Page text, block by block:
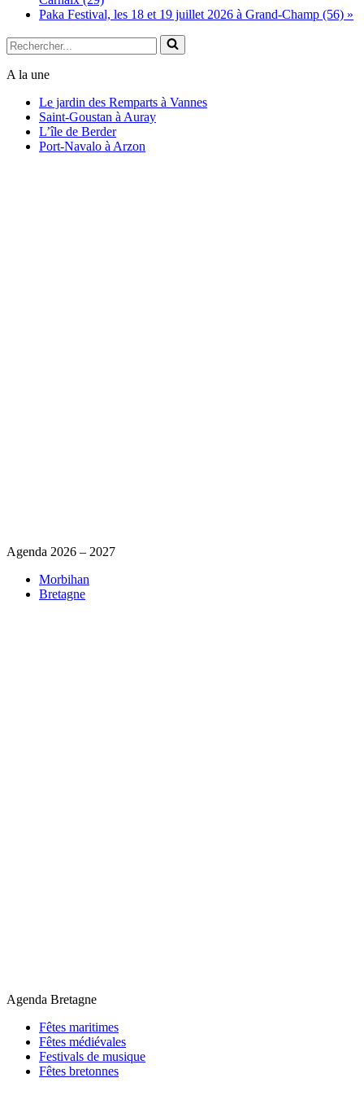
Paka Festival, les 18 et 19 juillet 2026 à Grand-Champ (56) »
Rechercher...
A la une
Le jardin des Remparts à Vannes
Saint-Goustan à Auray
L’île de Berder
Port-Navalo à Arzon
Agenda 2026 – 2027
Morbihan
Bretagne
Agenda Bretagne
Fêtes maritimes
Fêtes médiévales
Festivals de musique
Fêtes bretonnes